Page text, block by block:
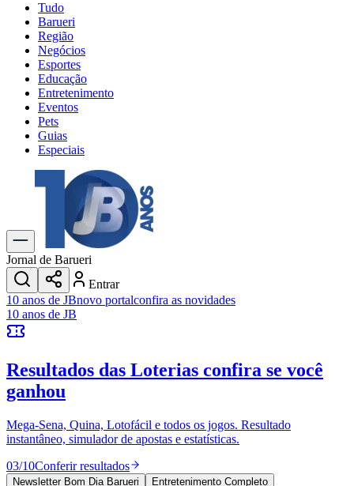
Tudo
Barueri
Região
Negócios
Esportes
Educação
Entretenimento
Eventos
Pets
Guias
Especiais
Explore Tudo
Últimas Notícias
Previsão do Tempo
Trânsito e Rotas
Dia a Dia & Lazer
Transportes
Gastronomia
Cinema & Shows
JogosNovo
Anuncie no Portal
Cadastrar Empresa
Divulgar Vagas
Política
Esportes
Saúde
Jornal de Barueri
Entrar
10 anos de JBnovo portalconfira as novidades
10 anos de JB
Resultados das Loterias confira se você
ganhou
Mega-Sena, Quina, Lotofácil e todos os jogos. Resultado
instantâneo, simulador de apostas e estatísticas.
03/10Conferir resultados
Newsletter Bom Dia Barueri
Entretenimento Completo